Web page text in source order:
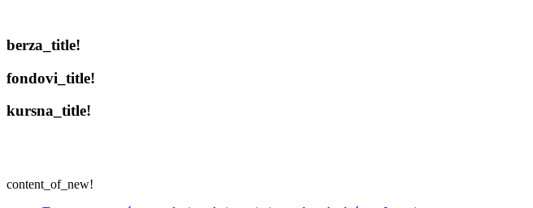
berza_title!
fondovi_title!
kursna_title!
content_of_new!